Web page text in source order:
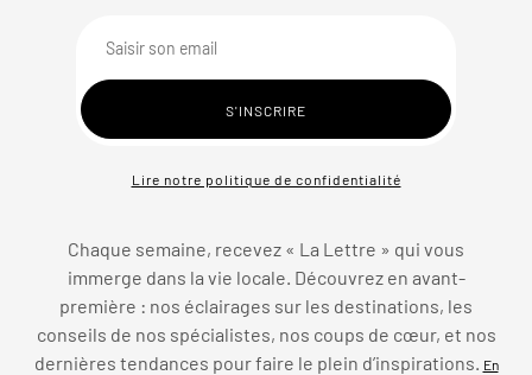
Lire notre politique de confidentialité
Chaque semaine, recevez « La Lettre » qui vous
immerge dans la vie locale. Découvrez en avant-
première : nos éclairages sur les destinations, les
conseils de nos spécialistes, nos coups de cœur, et nos
dernières tendances pour faire le plein d’inspirations.
En